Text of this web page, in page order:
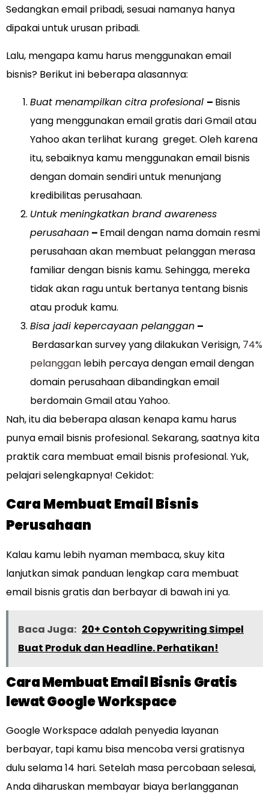
Sedangkan email pribadi, sesuai namanya hanya
dipakai untuk urusan pribadi.
Lalu, mengapa kamu harus menggunakan email
bisnis? Berikut ini beberapa alasannya:
Buat menampilkan citra profesional – Bisnis
yang menggunakan email gratis dari Gmail atau
Yahoo akan terlihat kurang greget. Oleh karena
itu, sebaiknya kamu menggunakan email bisnis
dengan domain sendiri untuk menunjang
kredibilitas perusahaan.
Untuk meningkatkan brand awareness
perusahaan – Email dengan nama domain resmi
perusahaan akan membuat pelanggan merasa
familiar dengan bisnis kamu. Sehingga, mereka
tidak akan ragu untuk bertanya tentang bisnis
atau produk kamu.
Bisa jadi kepercayaan pelanggan –
Berdasarkan survey yang dilakukan Verisign, 74%
pelanggan lebih percaya dengan email dengan
domain perusahaan dibandingkan email
berdomain Gmail atau Yahoo.
Nah, itu dia beberapa alasan kenapa kamu harus
punya email bisnis profesional. Sekarang, saatnya kita
praktik cara membuat email bisnis profesional. Yuk,
pelajari selengkapnya! Cekidot:
Cara Membuat Email Bisnis
Perusahaan
Kalau kamu lebih nyaman membaca, skuy kita
lanjutkan simak panduan lengkap cara membuat
email bisnis gratis dan berbayar di bawah ini ya.
Baca Juga: 20+ Contoh Copywriting Simpel
Buat Produk dan Headline. Perhatikan!
Cara Membuat Email Bisnis Gratis
lewat Google Workspace
Google Workspace adalah penyedia layanan
berbayar, tapi kamu bisa mencoba versi gratisnya
dulu selama 14 hari. Setelah masa percobaan selesai,
Anda diharuskan membayar biaya berlangganan